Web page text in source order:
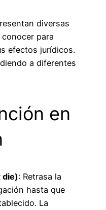
diversas
para
efectos jurídicos.
a diferentes
en
die): Retrasa la
hasta que
La